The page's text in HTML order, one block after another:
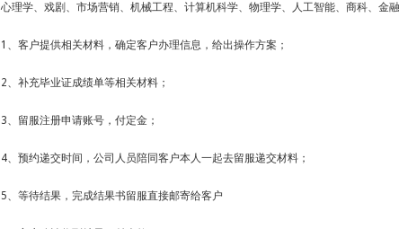
心理学、戏剧、市场营销、机械工程、计算机科学、物理学、人工智能、商科、金
1、客户提供相关材料，确定客户办理信息，给出操作方案；
2、补充毕业证成绩单等相关材料；
3、留服注册申请账号，付定金；
4、预约递交时间，公司人员陪同客户本人一起去留服递交材料；
5、等待结果，完成结果书留服直接邮寄给客户